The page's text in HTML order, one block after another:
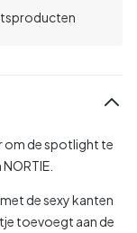
om de spotlight te
de sexy kanten
toevoegt aan de